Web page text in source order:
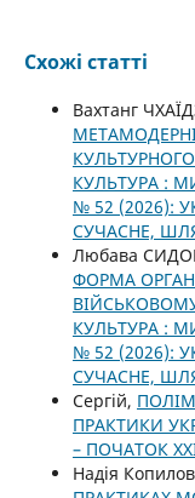
Схожі статті
Вахтанг
КУЛЬТУРА :
№ 52 (2026):
СУЧАСНЕ,
Любава
ФОРМА
КУЛЬТУРА :
№ 52 (2026):
СУЧАСНЕ,
Сергій,
ПРАКТИКИ
– ПОЧАТОК
Надія